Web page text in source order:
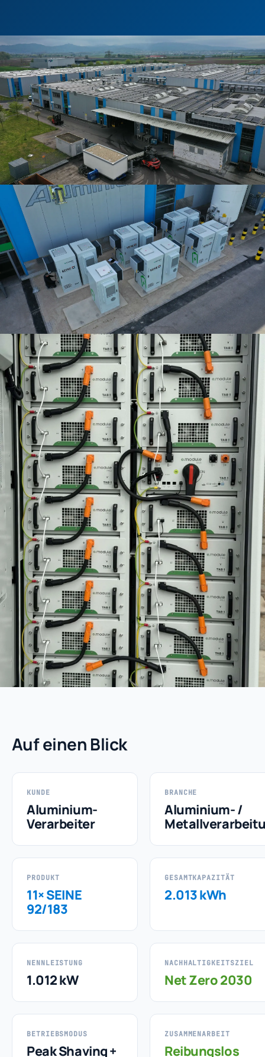
Auf einen Blick
KUNDE
Aluminium-
Verarbeiter
BRANCHE
Aluminium- /
PRODUKT
11× SEINE
92/183
GESAMTKAPAZITÄT
2.013 kWh
NENNLEISTUNG
1.012 kW
NACHHALTIGKEITSZIEL
Net Zero 2030
BETRIEBSMODUS
Peak Shaving +
ZUSAMMENARBEIT
Reibungslos